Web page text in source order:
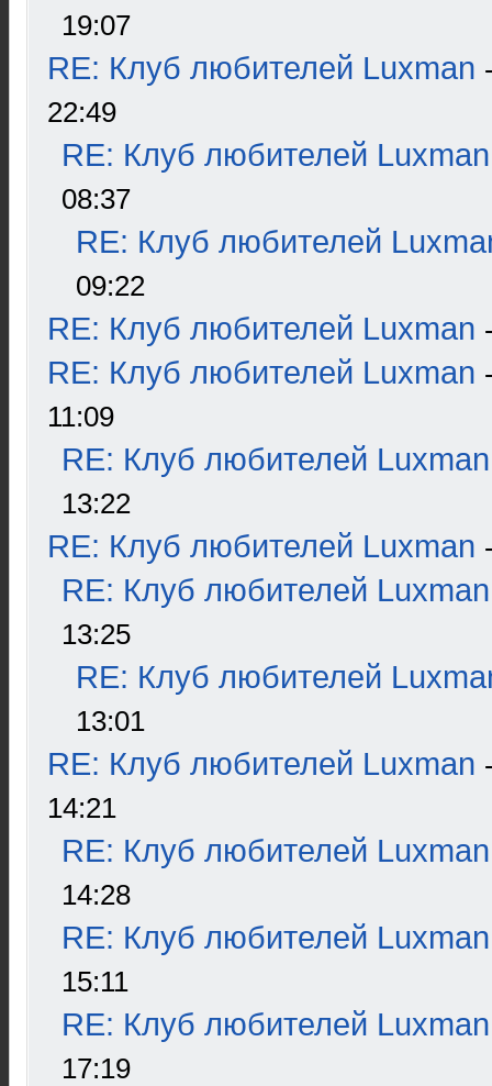
19:07
RE: Клуб любителей Luxman
22:49
RE: Клуб любителей Luxman
08:37
RE: Клуб любителей
09:22
RE: Клуб любителей Luxman
RE: Клуб любителей Luxman
11:09
RE: Клуб любителей Luxman
13:22
RE: Клуб любителей Luxman
RE: Клуб любителей Luxman
13:25
RE: Клуб любителей
13:01
RE: Клуб любителей Luxman
14:21
RE: Клуб любителей Luxman
14:28
RE: Клуб любителей Luxman
15:11
RE: Клуб любителей Luxman
17:19